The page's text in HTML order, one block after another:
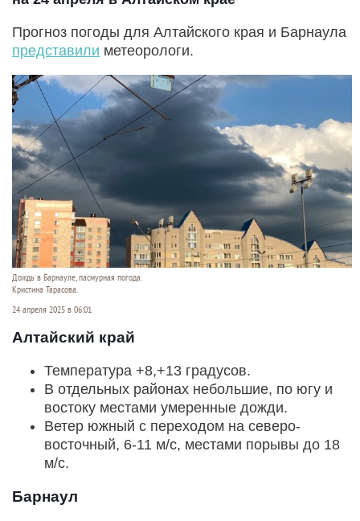
Прогноз погоды для Алтайского края и Барнаула
представили метеорологи.
Дождь в Барнауле, пасмурная погода.
Кристина Тарасова.
24 апреля 2025 в 06:01
Алтайский край
Температура +8,+13 градусов.
В отдельных районах небольшие, по югу и
востоку местами умеренные дожди.
Ветер южный с переходом на северо-
восточный, 6-11 м/с, местами порывы до 18
м/с.
Барнаул